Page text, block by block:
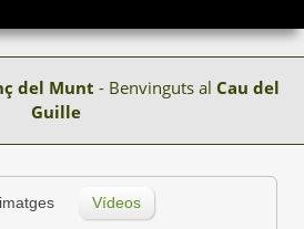
del Munt - Benvinguts al Cau del
Guille
Vídeos